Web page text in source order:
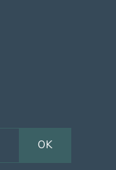
OK